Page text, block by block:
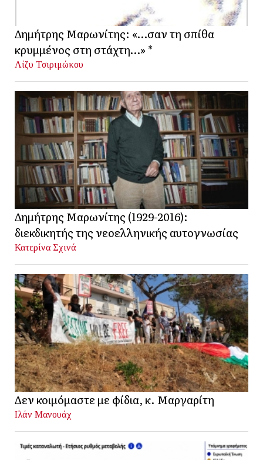
Δημήτρης Μαρωνίτης: «…σαν τη σπίθα
κρυμμένος στη στάχτη…» *
Λίζυ Τσιριμώκου
Δημήτρης Μαρωνίτης (1929-2016):
διεκδικητής της νεοελληνικής αυτογνωσίας
Κατερίνα Σχινά
Δεν κοιμόμαστε με φίδια, κ. Μαργαρίτη
Ιλάν Μανουάχ